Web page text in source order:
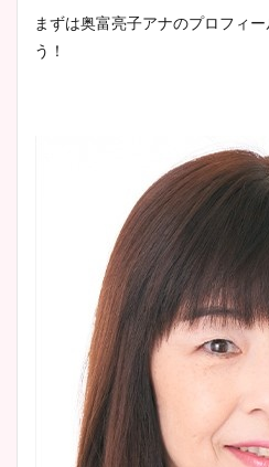
まずは奥富亮子アナのプロフィ
う！